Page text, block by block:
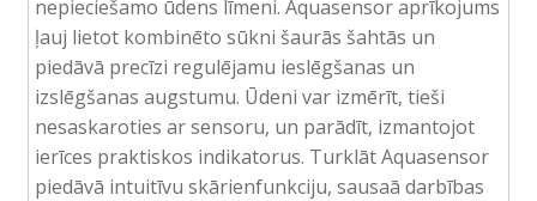
nepieciešamo ūdens līmeni. Aquasensor aprīkojums
ļauj lietot kombinēto sūkni šaurās šahtās un
piedāvā precīzi regulējamu ieslēgšanas un
izslēgšanas augstumu. Ūdeni var izmērīt, tieši
nesaskaroties ar sensoru, un parādīt, izmantojot
ierīces praktiskos indikatorus. Turklāt Aquasensor
piedāvā intuitīvu skārienfunkciju, sausaā darbības